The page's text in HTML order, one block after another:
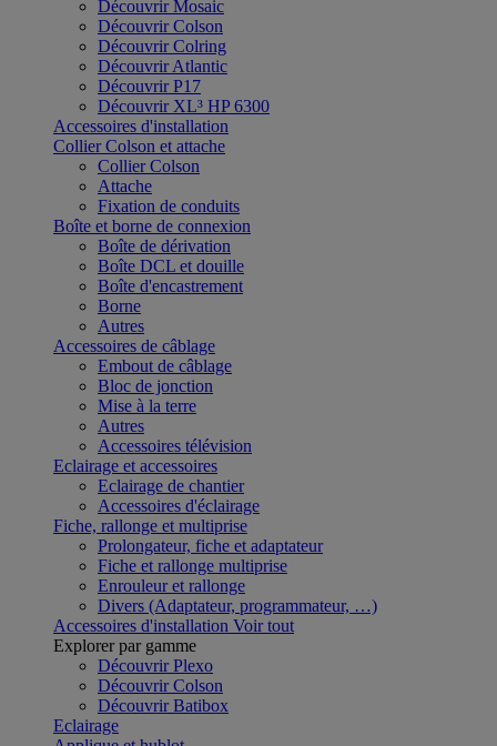
Découvrir Mosaic
Découvrir Colson
Découvrir Colring
Découvrir Atlantic
Découvrir P17
Découvrir XL³ HP 6300
Accessoires d'installation
Collier Colson et attache
Collier Colson
Attache
Fixation de conduits
Boîte et borne de connexion
Boîte de dérivation
Boîte DCL et douille
Boîte d'encastrement
Borne
Autres
Accessoires de câblage
Embout de câblage
Bloc de jonction
Mise à la terre
Autres
Accessoires télévision
Eclairage et accessoires
Eclairage de chantier
Accessoires d'éclairage
Fiche, rallonge et multiprise
Prolongateur, fiche et adaptateur
Fiche et rallonge multiprise
Enrouleur et rallonge
Divers (Adaptateur, programmateur, …)
Accessoires d'installation Voir tout
Explorer par gamme
Découvrir Plexo
Découvrir Colson
Découvrir Batibox
Eclairage